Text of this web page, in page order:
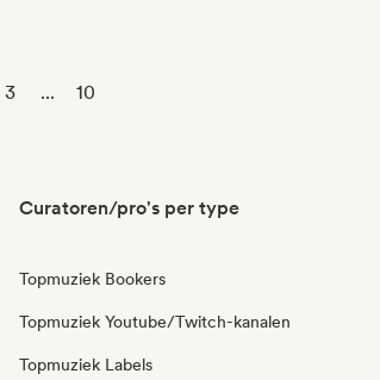
3 ... 10
Curatoren/pro's per type
Topmuziek Bookers
Topmuziek Youtube/Twitch-kanalen
Topmuziek Labels